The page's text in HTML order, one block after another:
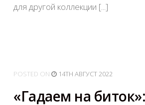
для другой коллекции [...]
POSTED ON 14TH АВГУСТ 2022
«Гадаем на биток»: